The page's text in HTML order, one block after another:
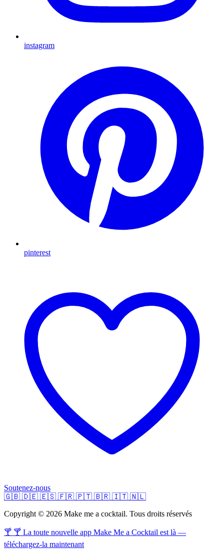
instagram
pinterest
Soutenez-nous
🇬🇧 🇩🇪 🇪🇸 🇫🇷 🇵🇹 🇧🇷 🇮🇹 🇳🇱
Copyright © 2026 Make me a cocktail. Tous droits réservés
🍸 🍸 La toute nouvelle app Make Me a Cocktail est là —
téléchargez-la maintenant